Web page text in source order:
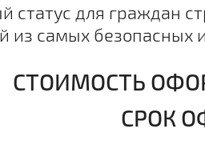
статус для граждан
из самых безопасных
СТОИМОСТЬ
СРОК